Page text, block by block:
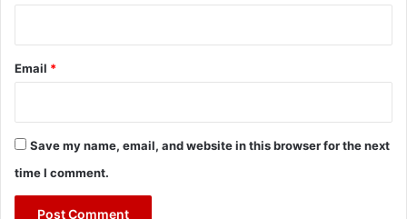
Email *
Save my name, email, and website in this browser for the next
time I comment.